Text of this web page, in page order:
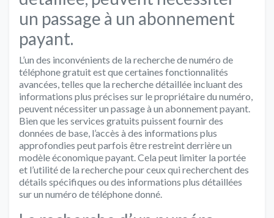
un passage à un abonnement
payant.
L’un des inconvénients de la recherche de numéro de
téléphone gratuit est que certaines fonctionnalités
avancées, telles que la recherche détaillée incluant des
informations plus précises sur le propriétaire du numéro,
peuvent nécessiter un passage à un abonnement payant.
Bien que les services gratuits puissent fournir des
données de base, l’accès à des informations plus
approfondies peut parfois être restreint derrière un
modèle économique payant. Cela peut limiter la portée
et l’utilité de la recherche pour ceux qui recherchent des
détails spécifiques ou des informations plus détaillées
sur un numéro de téléphone donné.